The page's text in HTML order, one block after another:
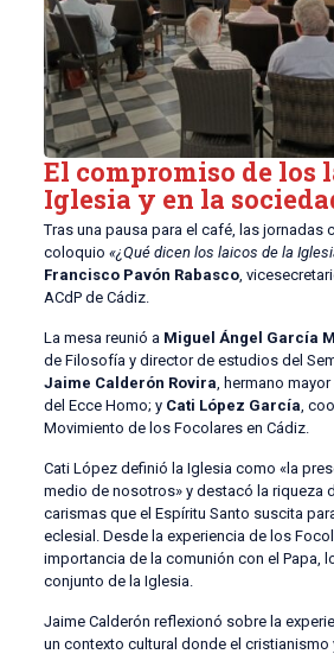
El compromiso de los
Iglesia y en la
Tras una pausa para el café, las jornadas
coloquio «¿Qué dicen los laicos de la
Francisco Pavón Rabasco,
ACdP de Cádiz.
La mesa reunió a Miguel Ángel García
de Filosofía y director de estudios del
Jaime Calderón Rovira , hermano
del Ecce Homo; y Cati López García ,
Movimiento de los Focolares en Cádiz.
Cati López definió la Iglesia como «la
medio de nosotros» y destacó la riqueza
carismas que el Espíritu Santo suscita
eclesial. Desde la experiencia de los
importancia de la comunión con el Papa,
conjunto de la Iglesia.
Jaime Calderón reflexionó sobre la
un contexto cultural donde el cristianismo